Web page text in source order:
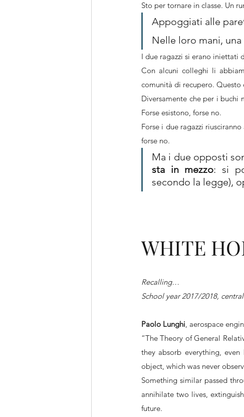
Sto per tornare in classe. Un
Appoggiati alle
Nelle loro mani, una
I due ragazzi si erano iniettati
Con alcuni colleghi li
comunità di recupero. Questo
Diversamente che per i buchi
Forse esistono, forse no.
Forse i due ragazzi
forse no.
Ma i due opposti
sta in mezzo: si
secondo la legge),
WHITE
Recalling…
School year 2017/2018,
Paolo Lunghi, aerospace
“The Theory of General
they absorb everything,
object, which was never
Something similar passed
annihilate two lives,
future.